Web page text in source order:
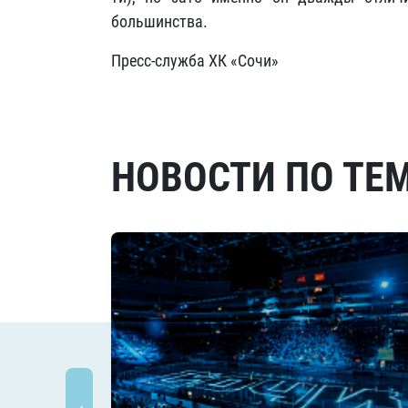
большинства.
Пресс-служба ХК «Сочи»
НОВОСТИ ПО